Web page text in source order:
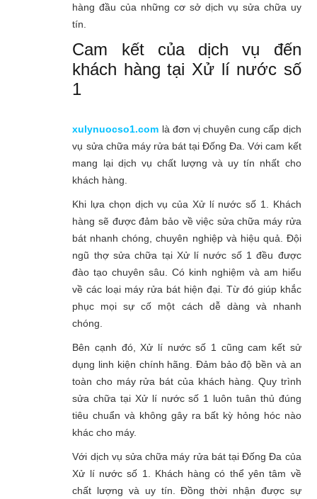
hàng đầu của những cơ sở dịch vụ sửa chữa uy
tín.
Cam kết của dịch vụ đến
khách hàng tại Xử lí nước số
1
xulynuocso1.com là đơn vị chuyên cung cấp dịch
vụ sửa chữa máy rửa bát tại Đống Đa. Với cam kết
mang lại dịch vụ chất lượng và uy tín nhất cho
khách hàng.
Khi lựa chọn dịch vụ của Xử lí nước số 1. Khách
hàng sẽ được đảm bảo về việc sửa chữa máy rửa
bát nhanh chóng, chuyên nghiệp và hiệu quả. Đội
ngũ thợ sửa chữa tại Xử lí nước số 1 đều được
đào tạo chuyên sâu. Có kinh nghiệm và am hiểu
về các loại máy rửa bát hiện đại. Từ đó giúp khắc
phục mọi sự cố một cách dễ dàng và nhanh
chóng.
Bên cạnh đó, Xử lí nước số 1 cũng cam kết sử
dụng linh kiện chính hãng. Đảm bảo độ bền và an
toàn cho máy rửa bát của khách hàng. Quy trình
sửa chữa tại Xử lí nước số 1 luôn tuân thủ đúng
tiêu chuẩn và không gây ra bất kỳ hỏng hóc nào
khác cho máy.
Với dịch vụ sửa chữa máy rửa bát tại Đống Đa của
Xử lí nước số 1. Khách hàng có thể yên tâm về
chất lượng và uy tín. Đồng thời nhận được sự